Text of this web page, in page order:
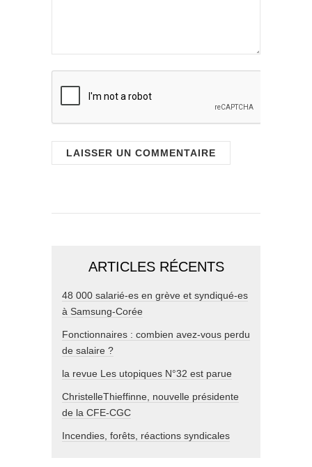
ARTICLES RÉCENTS
48 000 salarié-es en grève et syndiqué-es
à Samsung-Corée
Fonctionnaires : combien avez-vous perdu
de salaire ?
la revue Les utopiques N°32 est parue
ChristelleThieffinne, nouvelle présidente
de la CFE-CGC
Incendies, forêts, réactions syndicales